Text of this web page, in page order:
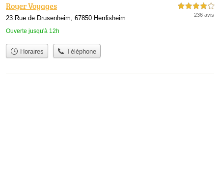
Royer Voyages
23 Rue de Drusenheim, 67850 Herrlisheim
Ouverte jusqu'à 12h
4,0 étoiles sur 5
236 avis
Horaires Téléphone